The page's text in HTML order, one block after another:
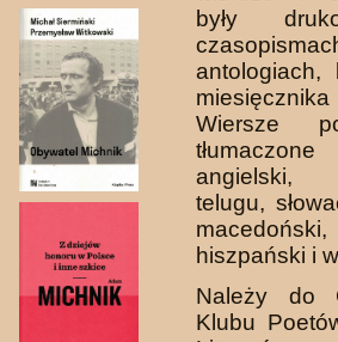
były
antologiach,
miesięcznika
Wiersze
angielski,
telugu,
hiszpański i
Należy do
Klubu